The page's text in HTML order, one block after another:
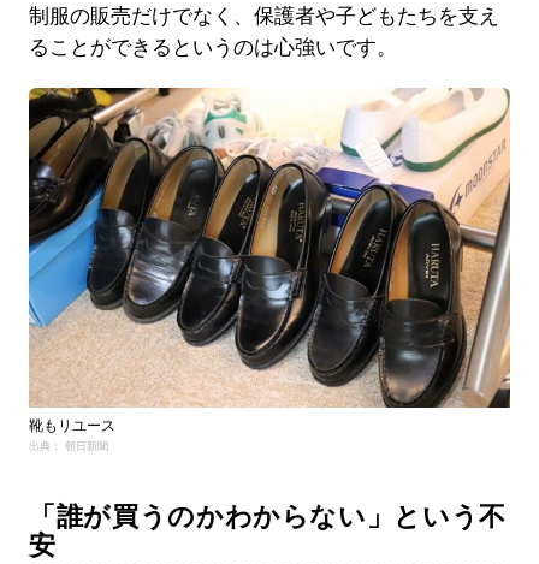
制服の販売だけでなく、保護者や子どもたちを支え
ることができるというのは心強いです。
靴もリユース
出典： 朝日新聞
「誰が買うのかわからない」という不
安